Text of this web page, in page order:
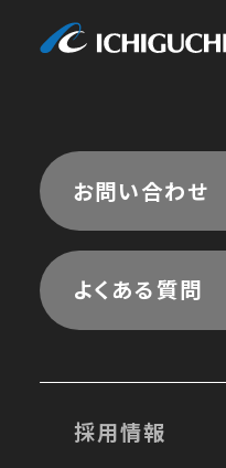
お問い合わせ
よくある質問
採用情報